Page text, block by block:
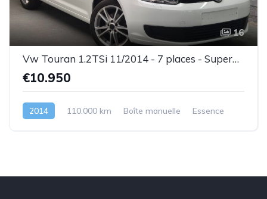
16
Vw Touran 1.2TSi 11/2014 - 7 places - Superbe état - Garantie
€10.950
2014 110.000 km Boîte manuelle Essence